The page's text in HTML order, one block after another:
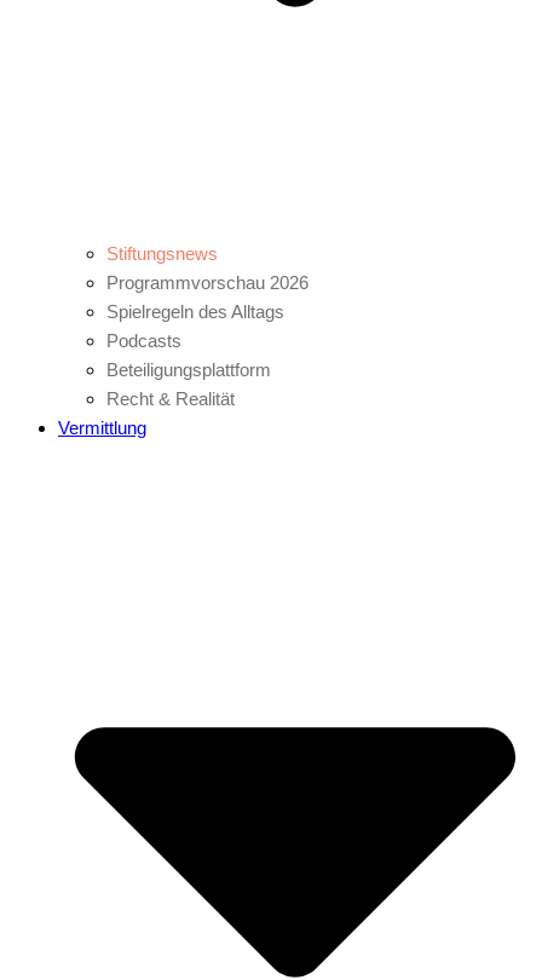
Stiftungsnews
Programmvorschau 2026
Spielregeln des Alltags
Podcasts
Beteiligungsplattform
Recht & Realität
Vermittlung